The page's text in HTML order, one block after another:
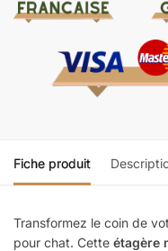
Fiche produit
Transformez le coin de
pour chat. Cette étagère